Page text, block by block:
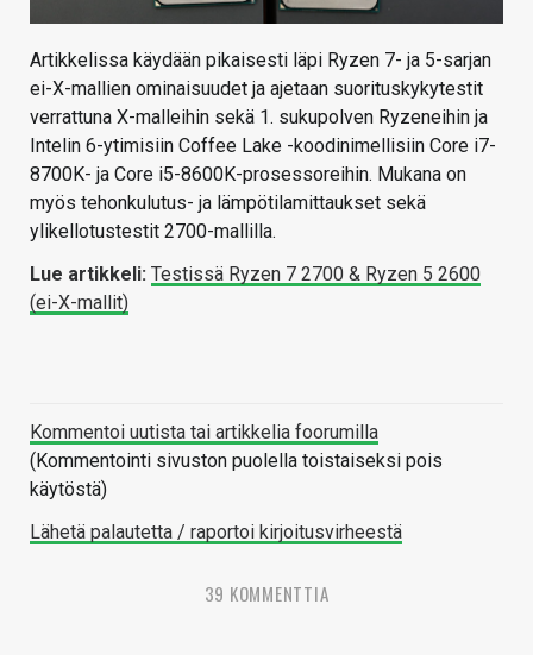
HAKU
Artikkelissa käydään pikaisesti läpi Ryzen 7- ja 5-sarjan
ei-X-mallien ominaisuudet ja ajetaan suorituskykytestit
verrattuna X-malleihin sekä 1. sukupolven Ryzeneihin ja
Intelin 6-ytimisiin Coffee Lake -koodinimellisiin Core i7-
8700K- ja Core i5-8600K-prosessoreihin. Mukana on
myös tehonkulutus- ja lämpötilamittaukset sekä
ylikellotustestit 2700-mallilla.
Lue artikkeli: Testissä Ryzen 7 2700 & Ryzen 5 2600
(ei-X-mallit)
Kommentoi uutista tai artikkelia foorumilla
(Kommentointi sivuston puolella toistaiseksi pois
käytöstä)
Lähetä palautetta / raportoi kirjoitusvirheestä
39 KOMMENTTIA